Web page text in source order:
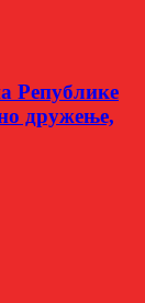
Републике
дружење,